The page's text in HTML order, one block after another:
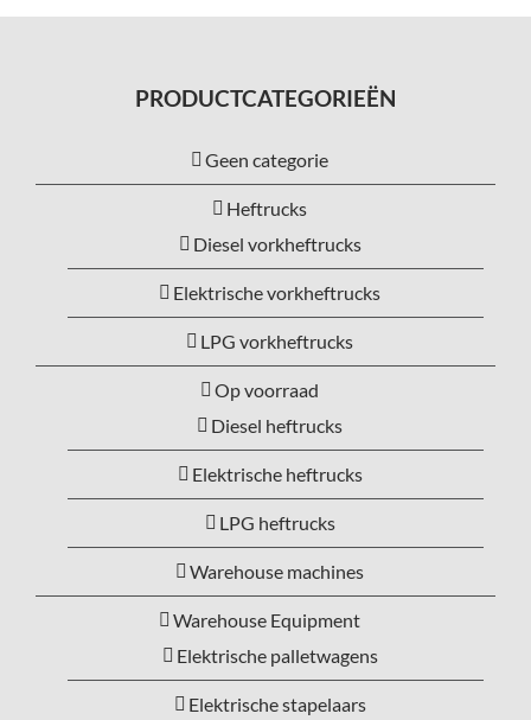
PRODUCTCATEGORIEËN
Geen categorie
Heftrucks
Diesel vorkheftrucks
Elektrische vorkheftrucks
LPG vorkheftrucks
Op voorraad
Diesel heftrucks
Elektrische heftrucks
LPG heftrucks
Warehouse machines
Warehouse Equipment
Elektrische palletwagens
Elektrische stapelaars